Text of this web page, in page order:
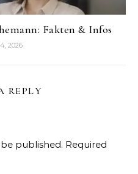
Fakten & Infos
2026
REPLY
published. Required